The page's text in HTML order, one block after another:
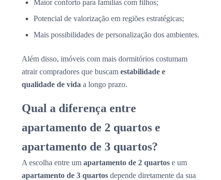
Maior conforto para famílias com filhos;
Potencial de valorização em regiões estratégicas;
Mais possibilidades de personalização dos ambientes.
Além disso, imóveis com mais dormitórios costumam
atrair compradores que buscam estabilidade e
qualidade de vida a longo prazo.
Qual a diferença entre
apartamento de 2 quartos e
apartamento de 3 quartos?
A escolha entre um apartamento de 2 quartos e um
apartamento de 3 quartos depende diretamente da sua